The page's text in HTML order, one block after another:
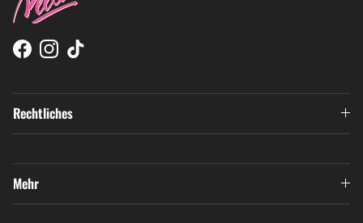
Facebook
Instagram
TikTok
Rechtliches
Mehr